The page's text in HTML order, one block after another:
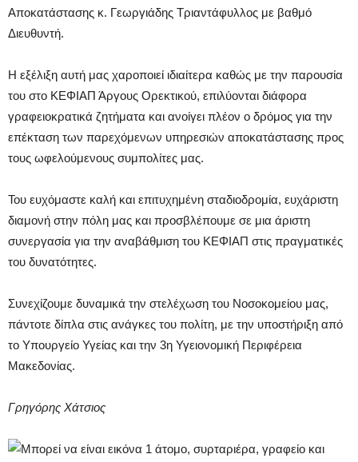
Αποκατάστασης κ. Γεωργιάδης Τριαντάφυλλος με βαθμό
Διευθυντή.
Η εξέλιξη αυτή μας χαροποιεί ιδιαίτερα καθώς με την παρουσία
του στο ΚΕΦΙΑΠ Άργους Ορεκτικού, επιλύονται διάφορα
γραφειοκρατικά ζητήματα και ανοίγει πλέον ο δρόμος για την
επέκταση των παρεχόμενων υπηρεσιών αποκατάστασης προς
τους ωφελούμενους συμπολίτες μας.
Του ευχόμαστε καλή και επιτυχημένη σταδιοδρομία, ευχάριστη
διαμονή στην πόλη μας και προσβλέπουμε σε μια άριστη
συνεργασία για την αναβάθμιση του ΚΕΦΙΑΠ στις πραγματικές
του δυνατότητες.
Συνεχίζουμε δυναμικά την στελέχωση του Νοσοκομείου μας,
πάντοτε δίπλα στις ανάγκες του πολίτη, με την υποστήριξη από
το Υπουργείο Υγείας και την 3η Υγειονομική Περιφέρεια
Μακεδονίας.
Γρηγόρης Χάτσιος